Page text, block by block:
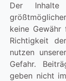
Der
keine
Richtigkeit
nutzen
Gefahr.
geben nicht